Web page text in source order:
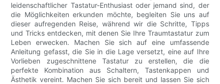
leidenschaftlicher Tastatur-Enthusiast oder jemand sind, der
die Möglichkeiten erkunden möchte, begleiten Sie uns auf
dieser aufregenden Reise, während wir die Schritte, Tipps
und Tricks entdecken, mit denen Sie Ihre Traumtastatur zum
Leben erwecken. Machen Sie sich auf eine umfassende
Anleitung gefasst, die Sie in die Lage versetzt, eine auf Ihre
Vorlieben zugeschnittene Tastatur zu erstellen, die die
perfekte Kombination aus Schaltern, Tastenkappen und
Ästhetik vereint. Machen Sie sich bereit und lassen Sie sich